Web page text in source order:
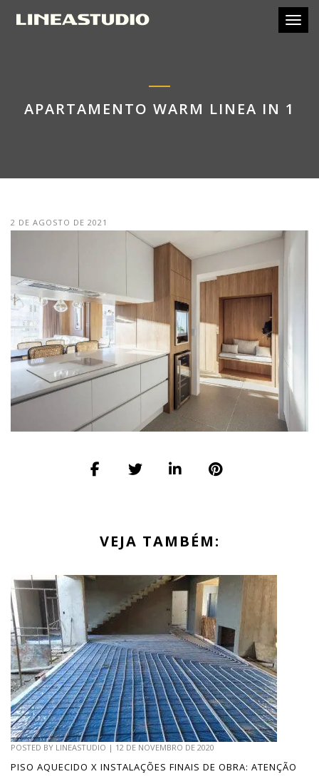
APARTAMENTO WARM LINEA IN 1
2 DE AGOSTO DE 2021
VEJA TAMBÉM:
POSTED BY LINEASTUDIO | 12 DE NOVEMBRO DE 2020
PISO AQUECIDO X INSTALAÇÕES FINAIS DE OBRA: ATENÇÃO